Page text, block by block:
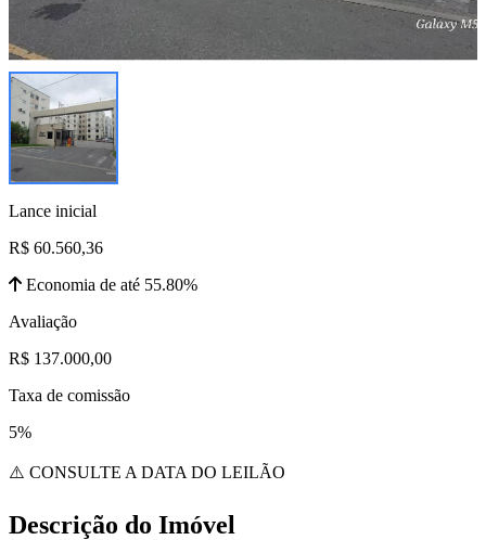
Lance inicial
R$ 60.560,36
Economia de até 55.80%
Avaliação
R$ 137.000,00
Taxa de comissão
5%
⚠️ CONSULTE A DATA DO LEILÃO
Descrição do Imóvel